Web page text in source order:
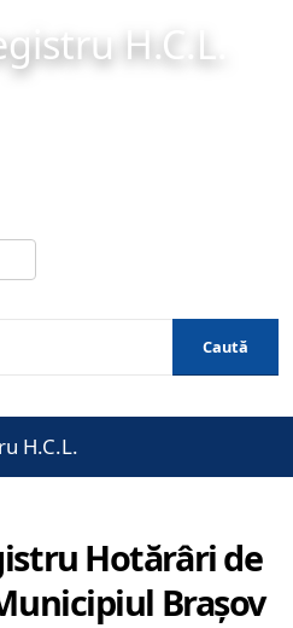
H.C.L.
Caută
H.C.L.
Hotărâri de
Brașov